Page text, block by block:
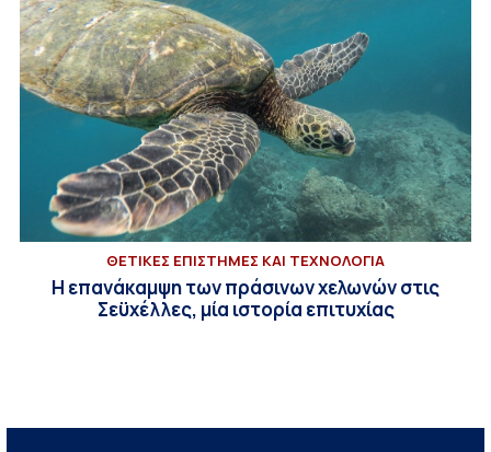
ΘΕΤΙΚΕΣ ΕΠΙΣΤΗΜΕΣ ΚΑΙ ΤΕΧΝΟΛΟΓΙΑ
Η επανάκαμψη των πράσινων χελωνών στις
Σεϋχέλλες, μία ιστορία επιτυχίας